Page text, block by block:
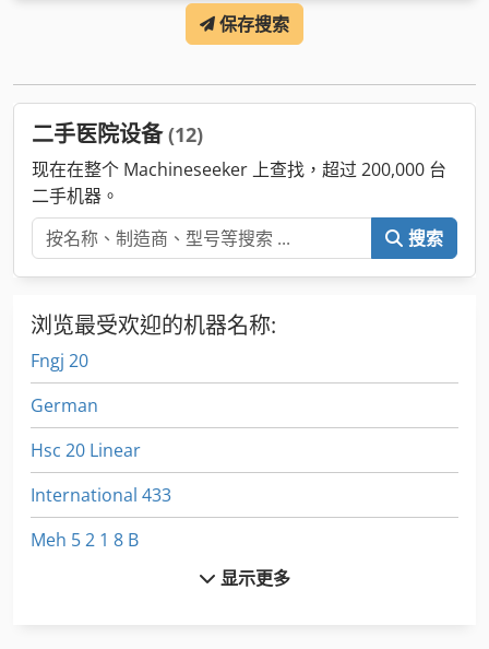
保存搜索
二手医院设备(12)
现在在整个 Machineseeker 上查找，超过 200,000 台
二手机器。
搜索
浏览最受欢迎的机器名称:
Fngj 20
German
Hsc 20 Linear
International 433
Meh 5 2 1 8 B
显示更多